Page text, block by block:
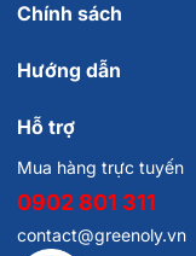
Chính sách
Hướng dẫn
Hỗ trợ
Mua hàng trực tuyến
0902 801 311
contact@greenoly.vn